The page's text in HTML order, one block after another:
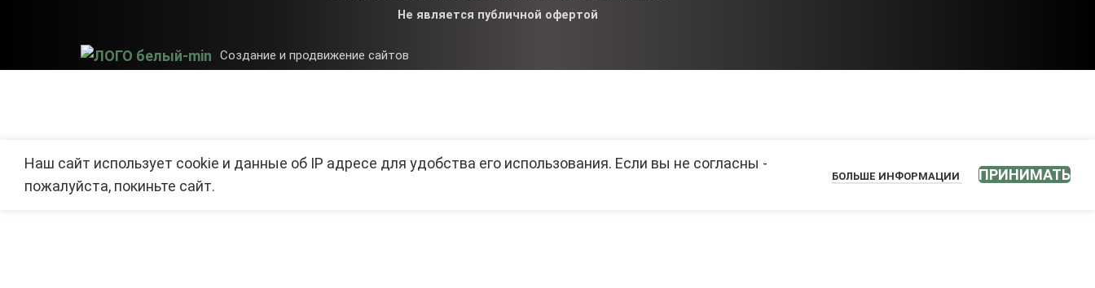
Не является публичной офертой
Создание и продвижение сайтов
Наш сайт использует cookie и данные об IP адресе для удобства его использования. Если вы не согласны -
пожалуйста, покиньте сайт.
БОЛЬШЕ ИНФОРМАЦИИ ПРИНИМАТЬ